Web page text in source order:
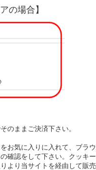
の場合】
のままご決済下さい。
お気に入りに入れて、ブラウ
確認をして下さい。クッキー
より当サイトを経由して販売